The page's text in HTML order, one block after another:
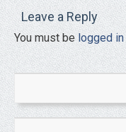
Leave a Reply
You must belogged in